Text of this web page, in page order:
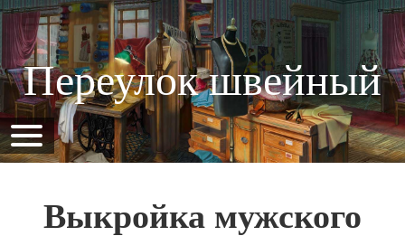
Переулок швейный
Выкройка мужского